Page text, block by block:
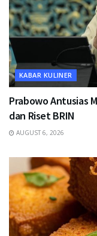
KABAR KULINER
Prabowo Antusias
dan Riset BRIN
AUGUST 6, 2026